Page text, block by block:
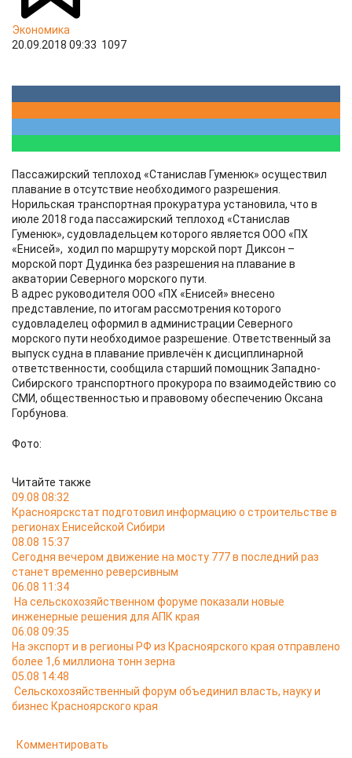
Экономика
20.09.2018 09:33 1097
Пассажирский теплоход «Станислав Гуменюк» осуществил
плавание в отсутствие необходимого разрешения.
Норильская транспортная прокуратура установила, что в
июле 2018 года пассажирский теплоход «Станислав
Гуменюк», судовладельцем которого является ООО «ПХ
«Енисей», ходил по маршруту морской порт Диксон –
морской порт Дудинка без разрешения на плавание в
акватории Северного морского пути.
В адрес руководителя ООО «ПХ «Енисей» внесено
представление, по итогам рассмотрения которого
судовладелец оформил в администрации Северного
морского пути необходимое разрешение. Ответственный за
выпуск судна в плавание привлечён к дисциплинарной
ответственности, сообщила старший помощник Западно-
Сибирского транспортного прокурора по взаимодействию со
СМИ, общественностью и правовому обеспечению Оксана
Горбунова.
Фото:
Читайте также
09.08 08:32
Красноярскстат подготовил информацию о строительстве в
регионах Енисейской Сибири
08.08 15:37
Сегодня вечером движение на мосту 777 в последний раз
станет временно реверсивным
06.08 11:34
На сельскохозяйственном форуме показали новые
инженерные решения для АПК края
06.08 09:35
На экспорт и в регионы РФ из Красноярского края отправлено
более 1,6 миллиона тонн зерна
05.08 14:48
Сельскохозяйственный форум объединил власть, науку и
бизнес Красноярского края
Комментировать